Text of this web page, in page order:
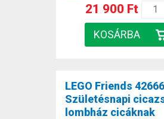
21 900 Ft
LEGO Friends 42666
Születésnapi
lombház cicáknak